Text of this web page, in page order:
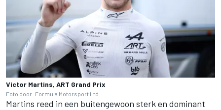
Victor Martins, ART Grand Prix
Foto door: Formula Motorsport Ltd
Martins reed in een buitengewoon sterk en dominant